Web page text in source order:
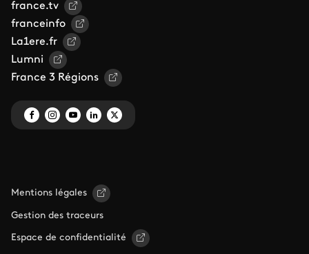
france.tv
franceinfo
La1ere.fr
Lumni
France 3 Régions
Mentions légales
Gestion des traceurs
Espace de confidentialité